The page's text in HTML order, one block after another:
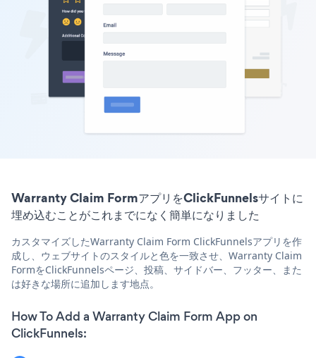
Warranty Claim FormアプリをClickFunnelsサイトに
埋め込むことがこれまでになく簡単になりました
カスタマイズしたWarranty Claim Form ClickFunnelsアプリを作
成し、ウェブサイトのスタイルと色を一致させ、Warranty Claim
FormをClickFunnelsページ、投稿、サイドバー、フッター、また
は好きな場所に追加します地点。
How To Add a Warranty Claim Form App on
ClickFunnels: